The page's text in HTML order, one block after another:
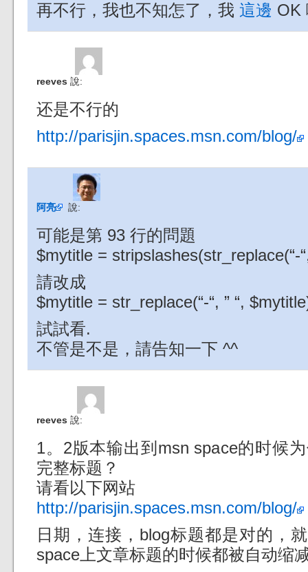
再不行，我也不知怎了，我 這邊 OK
reeves 說:
还是不行的
http://parisjin.spaces.msn.com/blog/
阿亮 說:
可能是第 93 行的問題
$mytitle = stripslashes(str_replace(“-
請改成
$mytitle = str_replace(“-“, ” “,
試試看.
不管是不是，請告知一下 ^^
reeves 說:
1。2版本输出到msn space的时候
完整标题？
请看以下网站
http://parisjin.spaces.msn.com/blog/
日期，连接，blog标题都是对的，
space上文章标题的时候都被自动缩